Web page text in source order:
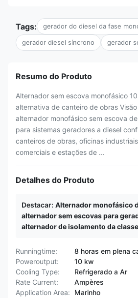
Tags: gerador do diesel da fase
gerador diesel síncrono gerador
Resumo do Produto
Alternador sem escova monofásico
alternativa de canteiro de obras
alternador monofásico sem escova
para sistemas geradores a diesel
canteiros de obras, oficinas
comerciais e estações de ...
Detalhes do Produto
Destacar: Alternador monofásico
alternador sem escovas para
alternador de isolamento da
Runningtime:
8 horas em plena
Poweroutput:
10 kw
Cooling Type:
Refrigerado a Ar
Rate Current:
Ampères
Application Area:
Marinho